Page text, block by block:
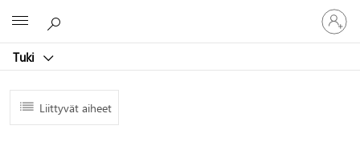
Tuki
Kirjaudu
sisään
tilille
Liittyvät aiheet